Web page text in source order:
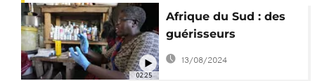
02:25
Afrique du Sud : des
guérisseurs
traditionnels formés
pour dépister le VIH
13/08/2024